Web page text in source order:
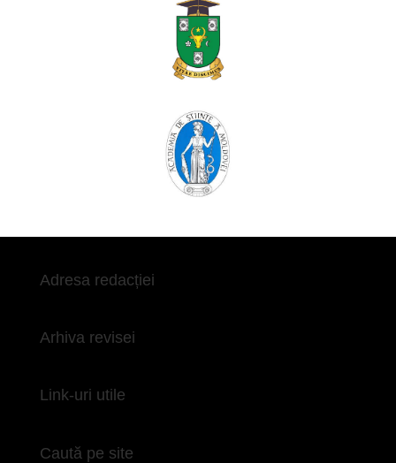
Adresa redacției
Arhiva revisei
Link-uri utile
Caută pe site